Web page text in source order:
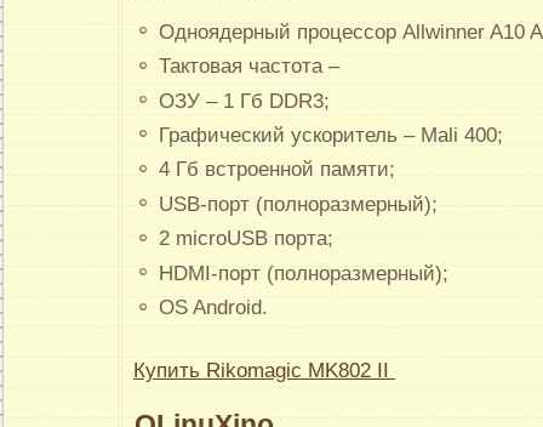
Одноядерный процессор Allwinner A10
Тактовая частота –
ОЗУ – 1 Гб DDR3;
Графический ускоритель – Mali 400;
4 Гб встроенной памяти;
USB-порт (полноразмерный);
2 microUSB порта;
HDMI-порт (полноразмерный);
OS Android.
Купить Rikomagic MK802 II